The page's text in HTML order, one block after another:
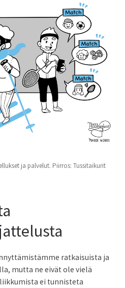
ja palvelut. Piirros: Tussitaikurit
ratkaisuista ja
mutta ne eivät ole vielä
ei tunnisteta